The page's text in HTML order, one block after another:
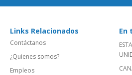
Links Relacionados
Contáctanos
¿Quienes somos?
Empleos
En